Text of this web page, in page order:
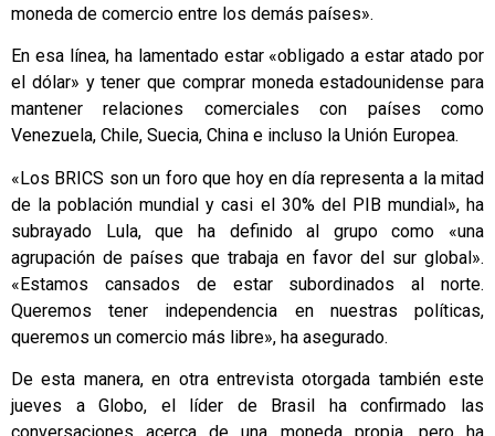
moneda de comercio entre los demás países».
En esa línea, ha lamentado estar «obligado a estar atado por
el dólar» y tener que comprar moneda estadounidense para
mantener relaciones comerciales con países como
Venezuela, Chile, Suecia, China e incluso la Unión Europea.
«Los BRICS son un foro que hoy en día representa a la mitad
de la población mundial y casi el 30% del PIB mundial», ha
subrayado Lula, que ha definido al grupo como «una
agrupación de países que trabaja en favor del sur global».
«Estamos cansados de estar subordinados al norte.
Queremos tener independencia en nuestras políticas,
queremos un comercio más libre», ha asegurado.
De esta manera, en otra entrevista otorgada también este
jueves a Globo, el líder de Brasil ha confirmado las